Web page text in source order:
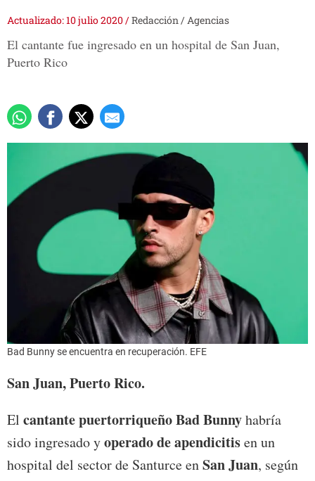
Actualizado: 10 julio 2020/Redacción / Agencias
El cantante fue ingresado en un hospital de San Juan,
Puerto Rico
Bad Bunny se encuentra en recuperación. EFE
San Juan, Puerto Rico.
El cantante puertorriqueño Bad Bunnyhabría
sido ingresado yoperado de apendicitisen un
hospital del sector de Santurce enSan Juan, según